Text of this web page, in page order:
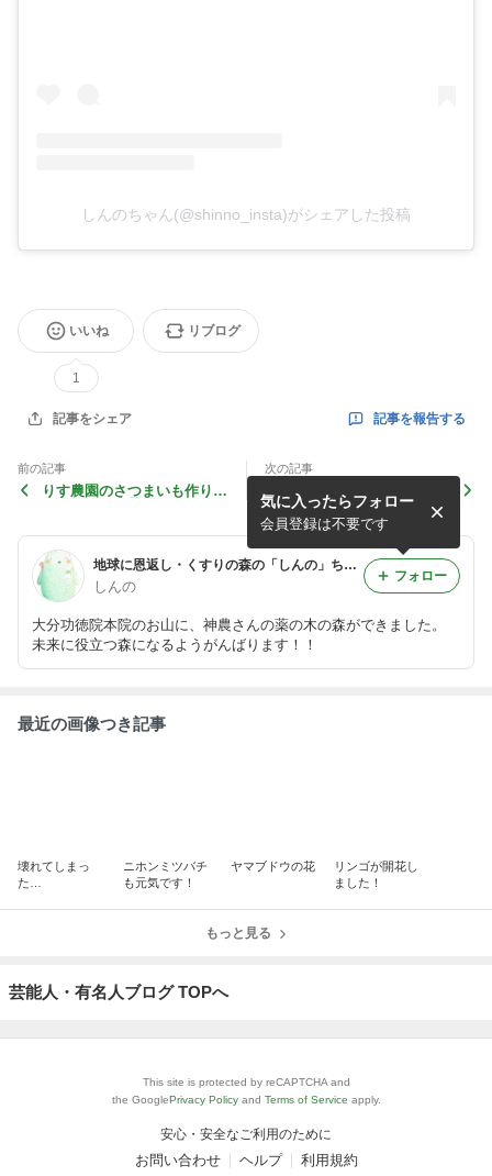
しんのちゃん(@shinno_insta)がシェアした投稿
いいね
1
リブログ
記事をシェア 記事を報告する
前の記事
りす農園のさつまいも作り昨
マルチ...
次の記事
水に浸けて置いた種籾が発芽
（根）したので播種機で苗箱
に播種田んぼに溝を切って作
った苗代に...
地球に恩返し・くすりの森の「しんの」ちゃん
しんの
大分功徳院本院のお山に、神農さんの薬の木の森ができました。
未来に役立つ森になるようがんばります！！
気に入ったらフォロー
会員登録は不要です
フォロー
最近の画像つき記事
壊れてしまっ
た…
ニホンミツバチ
も元気です！
ヤマブドウの花
リンゴが開花し
ました！
もっと見る
芸能人・有名人ブログ TOPへ
This site is protected by reCAPTCHA and
the GooglePrivacy Policy and Terms of Service apply.
安心・安全なご利用のために
お問い合わせ ヘルプ 利用規約